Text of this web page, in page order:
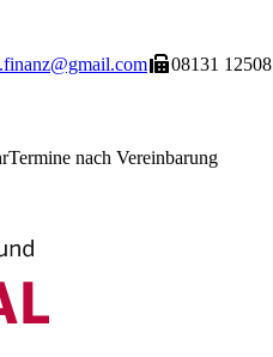
08131 12508
Termine nach Vereinbarung